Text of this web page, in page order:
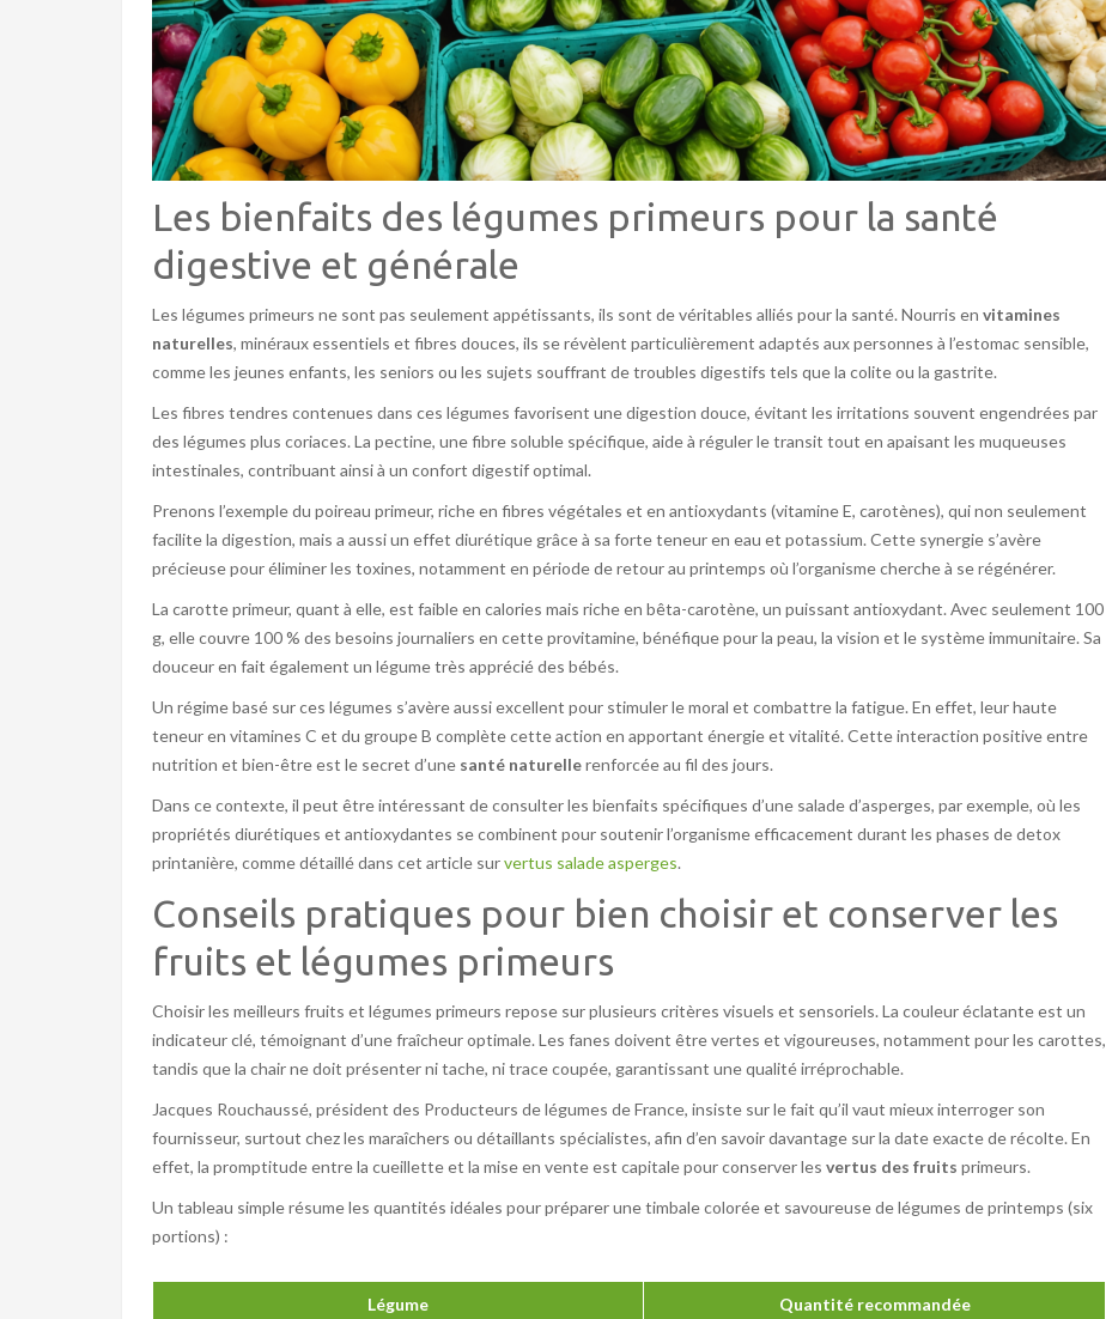
Les bienfaits des légumes primeurs pour la santé
digestive et générale
Les légumes primeurs ne sont pas seulement appétissants, ils sont de véritables alliés pour la santé. Nourris en vitamines
naturelles, minéraux essentiels et fibres douces, ils se révèlent particulièrement adaptés aux personnes à l’estomac sensible,
comme les jeunes enfants, les seniors ou les sujets souffrant de troubles digestifs tels que la colite ou la gastrite.
Les fibres tendres contenues dans ces légumes favorisent une digestion douce, évitant les irritations souvent engendrées par
des légumes plus coriaces. La pectine, une fibre soluble spécifique, aide à réguler le transit tout en apaisant les muqueuses
intestinales, contribuant ainsi à un confort digestif optimal.
Prenons l’exemple du poireau primeur, riche en fibres végétales et en antioxydants (vitamine E, carotènes), qui non seulement
facilite la digestion, mais a aussi un effet diurétique grâce à sa forte teneur en eau et potassium. Cette synergie s’avère
précieuse pour éliminer les toxines, notamment en période de retour au printemps où l’organisme cherche à se régénérer.
La carotte primeur, quant à elle, est faible en calories mais riche en bêta-carotène, un puissant antioxydant. Avec seulement 100
g, elle couvre 100 % des besoins journaliers en cette provitamine, bénéfique pour la peau, la vision et le système immunitaire. Sa
douceur en fait également un légume très apprécié des bébés.
Un régime basé sur ces légumes s’avère aussi excellent pour stimuler le moral et combattre la fatigue. En effet, leur haute
teneur en vitamines C et du groupe B complète cette action en apportant énergie et vitalité. Cette interaction positive entre
nutrition et bien-être est le secret d’une santé naturellerenforcée au fil des jours.
Dans ce contexte, il peut être intéressant de consulter les bienfaits spécifiques d’une salade d’asperges, par exemple, où les
propriétés diurétiques et antioxydantes se combinent pour soutenir l’organisme efficacement durant les phases de detox
printanière, comme détaillé dans cet article survertus salade asperges.
Conseils pratiques pour bien choisir et conserver les
fruits et légumes primeurs
Choisir les meilleurs fruits et légumes primeurs repose sur plusieurs critères visuels et sensoriels. La couleur éclatante est un
indicateur clé, témoignant d’une fraîcheur optimale. Les fanes doivent être vertes et vigoureuses, notamment pour les carottes,
tandis que la chair ne doit présenter ni tache, ni trace coupée, garantissant une qualité irréprochable.
Jacques Rouchaussé, président des Producteurs de légumes de France, insiste sur le fait qu’il vaut mieux interroger son
fournisseur, surtout chez les maraîchers ou détaillants spécialistes, afin d’en savoir davantage sur la date exacte de récolte. En
effet, la promptitude entre la cueillette et la mise en vente est capitale pour conserver les vertus des fruits primeurs.
Un tableau simple résume les quantités idéales pour préparer une timbale colorée et savoureuse de légumes de printemps (six
portions) :
Légume Quantité recommandée